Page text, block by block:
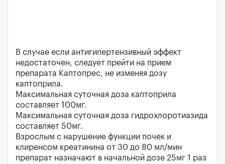
В случае если антигипертензивный эффект
недостаточен, следует прейти на прием
препарата Каптопрес, не изменяя дозу
каптоприла.
Максимальная суточная доза каптоприла
составляет 100мг.
Максимальная суточная доза гидрохлоротиазида
составляет 50мг.
Взрослым с нарушение функции почек и
клиренсом креатинина от 30 до 80 мл/мин
препарат назначают в начальной дозе 25мг 1 раз